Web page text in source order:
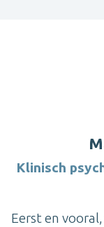
Klinisch
Eerst en